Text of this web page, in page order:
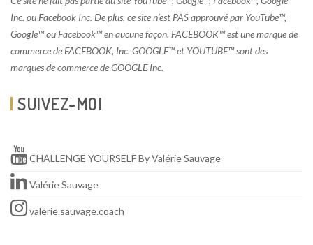
Inc. ou Facebook Inc. De plus, ce site n’est PAS approuvé par YouTube™,
Google™ ou Facebook™ en aucune façon. FACEBOOK™ est une marque de
commerce de FACEBOOK, Inc. GOOGLE™ et YOUTUBE™ sont des
marques de commerce de GOOGLE Inc.
SUIVEZ-MOI
CHALLENGE YOURSELF By Valérie Sauvage
Valérie Sauvage
valerie.sauvage.coach